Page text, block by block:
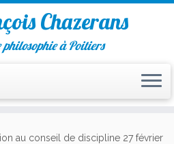
Chazerans
philosophie à Poitiers
au conseil de discipline 27 février